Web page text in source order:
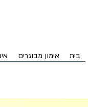
בית אימון מבוגרים